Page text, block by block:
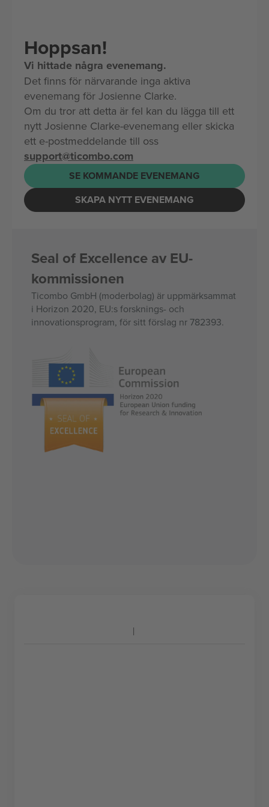
Hoppsan!
Vi hittade några evenemang.
Det finns för närvarande inga aktiva
evenemang för Josienne Clarke.
Om du tror att detta är fel kan du lägga till ett
nytt Josienne Clarke-evenemang eller skicka
ett e-postmeddelande till oss
support@ticombo.com
SE KOMMANDE EVENEMANG
SKAPA NYTT EVENEMANG
Seal of Excellence av EU-
kommissionen
Ticombo GmbH (moderbolag) är uppmärksammat
i Horizon 2020, EU:s forsknings- och
innovationsprogram, för sitt förslag nr 782393.